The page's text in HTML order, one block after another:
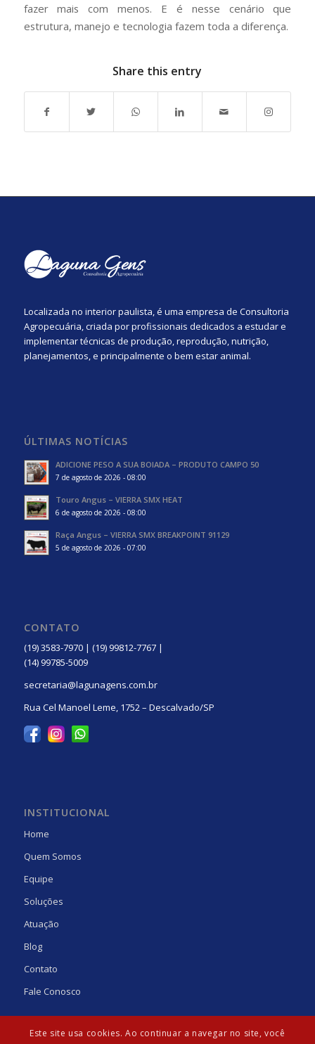
fazer mais com menos. E é nesse cenário que
estrutura, manejo e tecnologia fazem toda a diferença.
Share this entry
Localizada no interior paulista, é uma empresa de Consultoria
Agropecuária, criada por profissionais dedicados a estudar e
implementar técnicas de produção, reprodução, nutrição,
planejamentos, e principalmente o bem estar animal.
ÚLTIMAS NOTÍCIAS
ADICIONE PESO A SUA BOIADA – PRODUTO CAMPO 50
7 de agosto de 2026 - 08:00
Touro Angus – VIERRA SMX HEAT
6 de agosto de 2026 - 08:00
Raça Angus – VIERRA SMX BREAKPOINT 91129
5 de agosto de 2026 - 07:00
CONTATO
(19) 3583-7970 | (19) 99812-7767 |
(14) 99785-5009
secretaria@lagunagens.com.br
Rua Cel Manoel Leme, 1752 – Descalvado/SP
INSTITUCIONAL
Home
Quem Somos
Equipe
Soluções
Atuação
Blog
Contato
Fale Conosco
Este site usa cookies. Ao continuar a navegar no site, você